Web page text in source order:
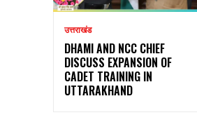
उत्तराखंड
DHAMI AND NCC CHIEF
DISCUSS EXPANSION OF
CADET TRAINING IN
UTTARAKHAND